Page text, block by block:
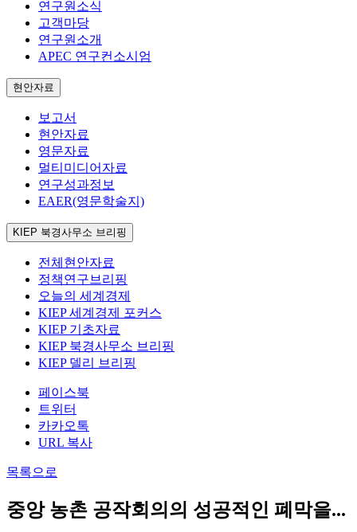
연구원소식
고객마당
연구원소개
APEC 연구컨소시엄
현안자료
보고서
현안자료
영문자료
멀티미디어자료
연구성과정보
EAER(영문학술지)
KIEP 북경사무소 브리핑
전체현안자료
정책연구브리핑
오늘의 세계경제
KIEP 세계경제 포커스
KIEP 기초자료
KIEP 북경사무소 브리핑
KIEP 델리 브리핑
페이스북
트위터
카카오톡
URL 복사
목록으로
중앙 농촌 공작회의의 성공적인 폐막을...